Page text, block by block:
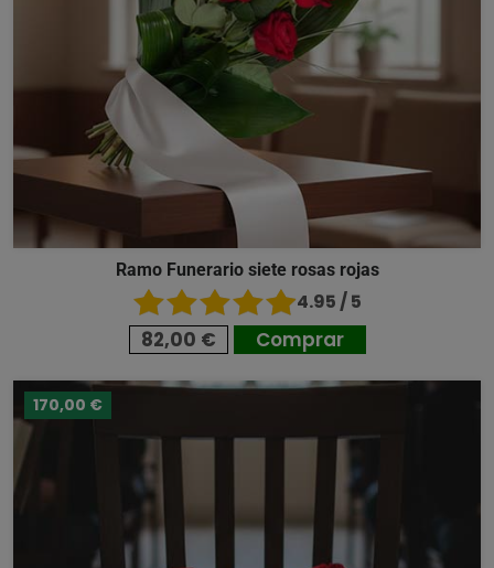
Ramo Funerario siete rosas rojas
4.95 / 5
82,00 € Comprar
170,00 €